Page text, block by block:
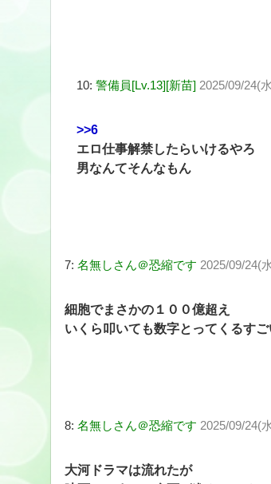
10: 警備員[Lv.13][新苗] 2025/09/24(
>>6
エロ仕事解禁したらいけるやろ
男なんてそんなもん
7: 名無しさん＠恐縮です 2025/09/24(
細胞でまさかの１００億超え
いくら叩いても数字とってくるす
8: 名無しさん＠恐縮です 2025/09/24(
大河ドラマは流れたが